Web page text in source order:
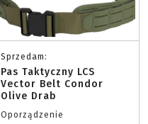
Sprzedam:
Pas Taktyczny LCS
Vector Belt Condor
Olive Drab
Oporządzenie